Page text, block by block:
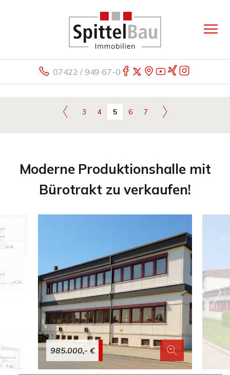
07422 / 949 67-0
3 4 5 6 7
Moderne Produktionshalle mit
Bürotrakt zu verkaufen!
985.000,- €